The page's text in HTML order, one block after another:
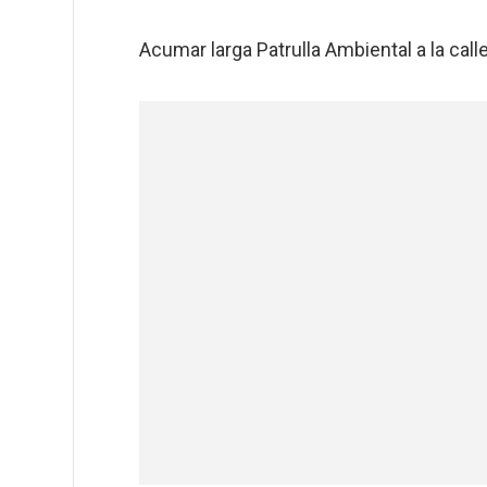
Acumar larga Patrulla Ambiental a la calle